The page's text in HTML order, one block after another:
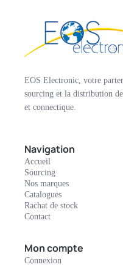
EOS Electronic, votre
sourcing et la distribution
et connectique.
Navigation
Accueil
Sourcing
Nos marques
Catalogues
Rachat de stock
Contact
Mon compte
Connexion